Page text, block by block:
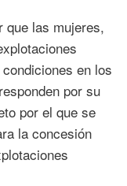
que las mujeres,
en los
por su
por el que se
la concesión